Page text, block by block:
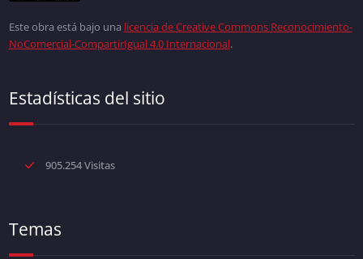
Este obra está bajo una licencia de Creative Commons Reconocimiento-
NoComercial-CompartirIgual 4.0 Internacional.
Estadísticas del sitio
905.254 Visitas
Temas